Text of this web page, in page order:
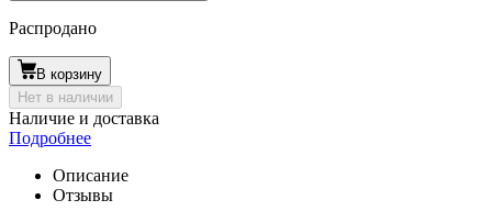
Распродано
В корзину
Нет в наличии
Наличие и доставка
Подробнее
Описание
Отзывы